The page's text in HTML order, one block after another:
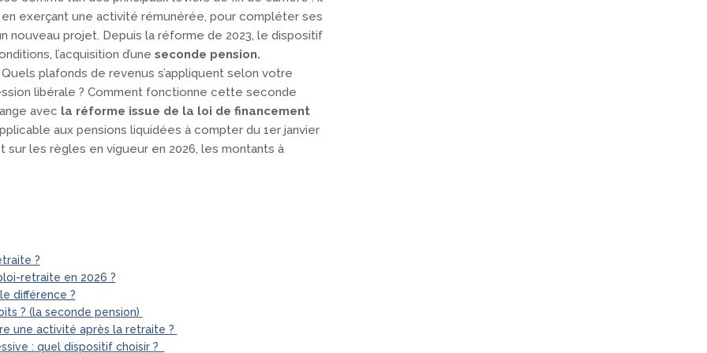
exerçant une activité rémunérée, pour compléter ses
nouveau projet. Depuis la réforme de 2023, le dispositif
l’acquisition d’une seconde pension.
plafonds de revenus s’appliquent selon votre
libérale ? Comment fonctionne cette seconde
avec la réforme issue de la loi de financement
aux pensions liquidées à compter du 1er janvier
les règles en vigueur en 2026, les montants à
?
retraite en 2026 ?
différence ?
? (la seconde pension)
une activité après la retraite ?
: quel dispositif choisir ?